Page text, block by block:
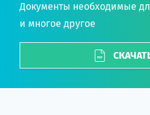
Документы необходимые
и многое другое